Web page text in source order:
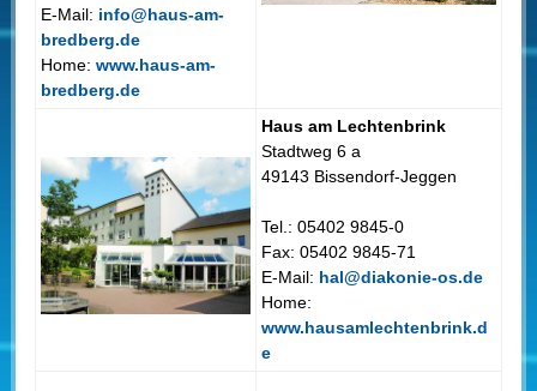
E-Mail: info@haus-am-
bredberg.de
Home:www.haus-am-
bredberg.de
Haus am Lechtenbrink
Stadtweg 6 a
49143 Bissendorf-Jeggen
Tel.: 05402 9845-0
Fax: 05402 9845-71
E-Mail: hal@diakonie-os.de
Home:
www.hausamlechtenbrink.d
e